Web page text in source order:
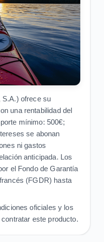
S.A.) ofrece su
una rentabilidad del
mínimo: 500€;
se abonan
ni gastos
anticipada. Los
el Fondo de Garantía
(FGDR) hasta
oficiales y los
este producto.